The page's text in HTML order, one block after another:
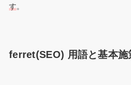
す。
ferret(SEO) 用語と基本施